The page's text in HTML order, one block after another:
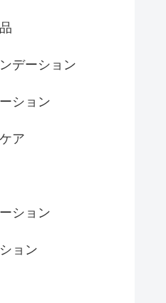
デーション
ション
ア
ション
ョン